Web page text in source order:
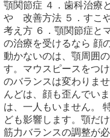
顎関節症 ４．歯科治療
や 改善方法 ５．すこ
考え方 ６．顎関節症と
の治療を受けるなら 顔
動かないのは、顎周囲
す。マウスピースをつ
のバランスは変わりま
んどは、顔も歪んでい
は、一人もいません。
ども影響します。顎だ
筋力バランスの調整が